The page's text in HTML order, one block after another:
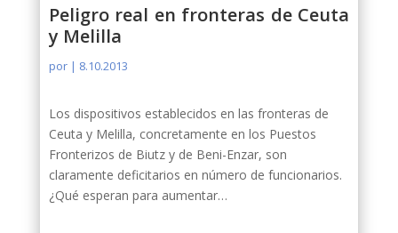
Peligro real en fronteras de Ceuta
y Melilla
por | 8.10.2013
Los dispositivos establecidos en las fronteras de
Ceuta y Melilla, concretamente en los Puestos
Fronterizos de Biutz y de Beni-Enzar, son
claramente deficitarios en número de funcionarios.
¿Qué esperan para aumentar…